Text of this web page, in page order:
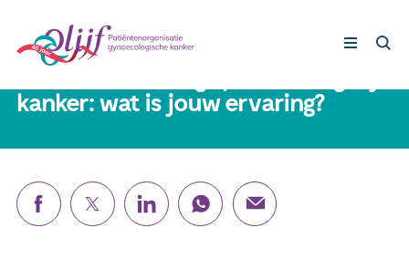
Lotgenoten
Leven met/na kanker
15 maart 2021
kanker: wat is jouw ervaring?